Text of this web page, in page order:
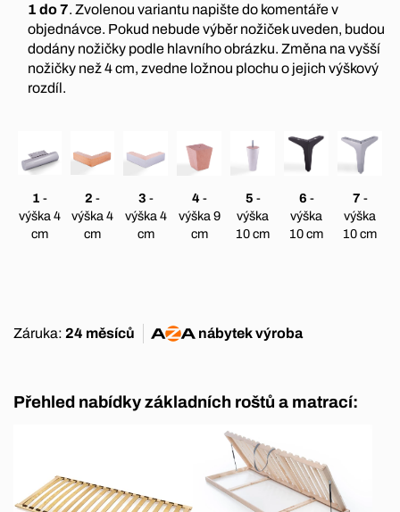
1 do 7. Zvolenou variantu napište do komentáře v
objednávce. Pokud nebude výběr nožiček uveden, budou
dodány nožičky podle hlavního obrázku. Změna na vyšší
nožičky než 4 cm, zvedne ložnou plochu o jejich výškový
rozdíl.
1 -
výška 4
cm
2 -
výška 4
cm
3 -
výška 4
cm
4 -
výška 9
cm
5 -
výška
10 cm
6 -
výška
10 cm
7 -
výška
10 cm
Záruka: 24 měsíců nábytekvýroba
Přehled nabídky základních roštů a matrací: